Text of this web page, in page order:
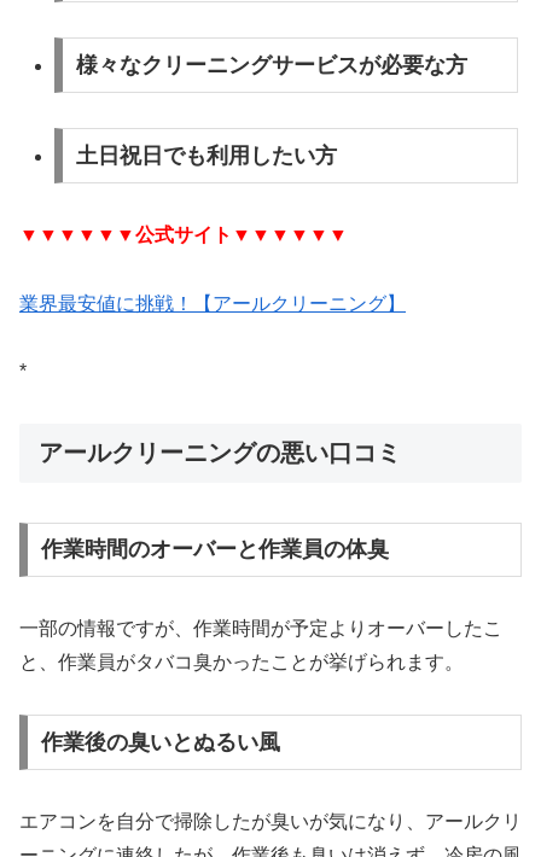
様々なクリーニングサービスが必要な方
土日祝日でも利用したい方
▼▼▼▼▼▼公式サイト ▼▼▼▼▼▼
業界最安値に挑戦！【アールクリーニング】
*
アールクリーニングの悪い口コミ
作業時間のオーバーと作業員の体臭
一部の情報ですが、作業時間が予定よりオーバーしたこ
と、作業員がタバコ臭かったことが挙げられます。
作業後の臭いとぬるい風
エアコンを自分で掃除したが臭いが気になり、アールクリ